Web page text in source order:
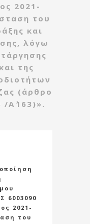
2021-
του
και
λόγω
της
(άρθρο
Α΄163)».
6003090
2021-
του